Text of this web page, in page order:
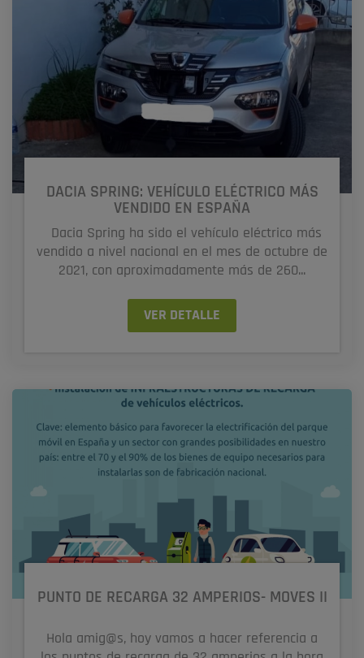
DACIA SPRING: VEHÍCULO ELÉCTRICO MÁS
VENDIDO EN ESPAÑA
Dacia Spring ha sido el vehículo eléctrico más
vendido a nivel nacional en el mes de octubre de
2021, con aproximadamente más de 260...
VER DETALLE
PUNTO DE RECARGA 32 AMPERIOS- MOVES II
Hola amig@s, hoy vamos a hacer referencia a